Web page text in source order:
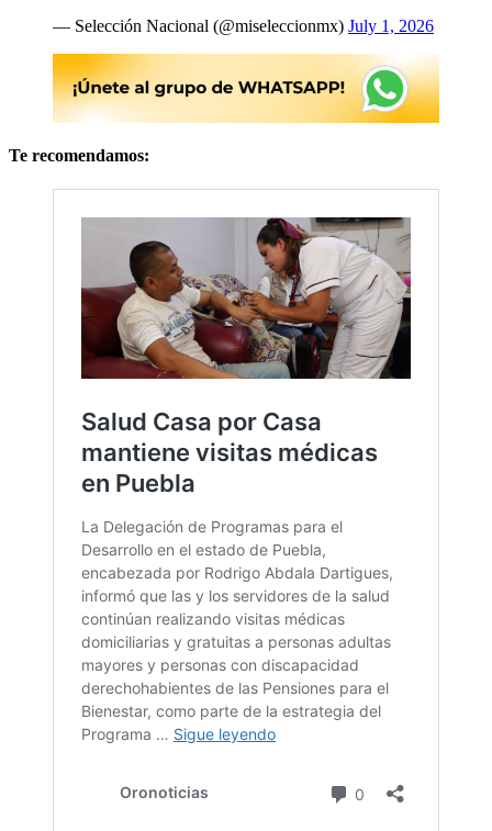
— Selección Nacional (@miseleccionmx) July 1, 2026
Te recomendamos: